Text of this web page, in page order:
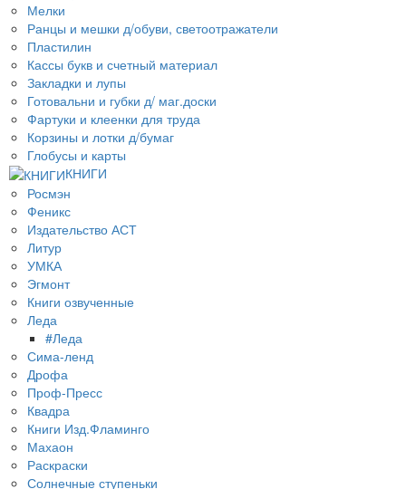
Мелки
Ранцы и мешки д/обуви, светоотражатели
Пластилин
Кассы букв и счетный материал
Закладки и лупы
Готовальни и губки д/ маг.доски
Фартуки и клеенки для труда
Корзины и лотки д/бумаг
Глобусы и карты
КНИГИ
Росмэн
Феникс
Издательство АСТ
Литур
УМКА
Эгмонт
Книги озвученные
Леда
#Леда
Сима-ленд
Дрофа
Проф-Пресс
Квадра
Книги Изд.Фламинго
Махаон
Раскраски
Солнечные ступеньки